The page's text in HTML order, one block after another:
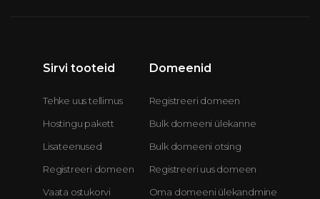
Sirvi tooteid
Tehke uus tellimus
Hostingu pakett
Lisateenused
Registreeri domeen
Vaata ostukorvi
Domeenid
Registreeri domeen
Bulk domeeni ülekanne
Bulk domeeni otsing
Registreeri uus domeen
Oma domeeni ülekandmine